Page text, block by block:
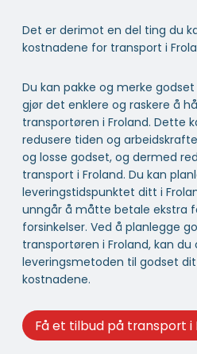
Det er derimot en del ting du
kostnadene for transport i
Du kan pakke og merke
gjør det enklere og raskere å
transportøren i Froland. Dette
redusere tiden og
og losse godset, og dermed
transport i Froland. Du kan
leveringstidspunktet ditt i
unngår å måtte betale ekstra
forsinkelser. Ved å planlegge
transportøren i Froland, kan
leveringsmetoden til godset
kostnadene.
Få et tilbud på transport i